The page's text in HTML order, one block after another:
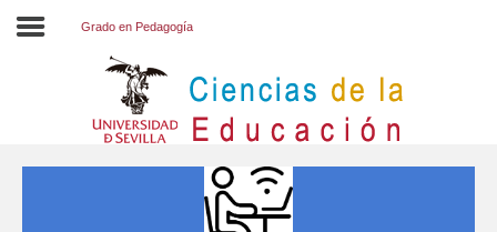
Grado en Pedagogía